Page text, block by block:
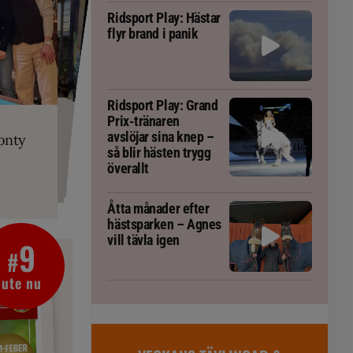
är allt
fång
blivit
tränaren
#9
ute nu
Ridsport Play: Hästar
flyr brand i panik
Ridsport Play: Grand
Prix-tränaren
avslöjar sina knep –
så blir hästen trygg
överallt
Åtta månader efter
hästsparken – Agnes
vill tävla igen